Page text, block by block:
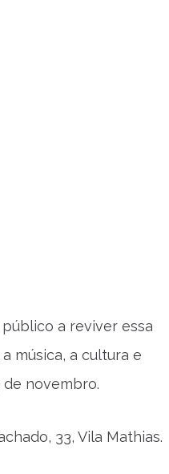
a reviver essa
música, a cultura e
novembro.
33, Vila Mathias.